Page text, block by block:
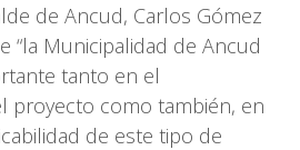
de Ancud, Carlos Gómez
“la Municipalidad de Ancud
tanto en el
proyecto como también, en
de este tipo de